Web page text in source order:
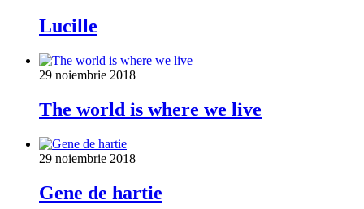
Lucille
29 noiembrie 2018
The world is where we live
29 noiembrie 2018
Gene de hartie